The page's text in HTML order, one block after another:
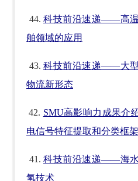
44. 科技前沿速递——高
舶领域的应用
43. 科技前沿速递——大
物流新形态
42. SMU高影响力成果
电信号特征提取和分类框架
41. 科技前沿速递——海水
氢技术